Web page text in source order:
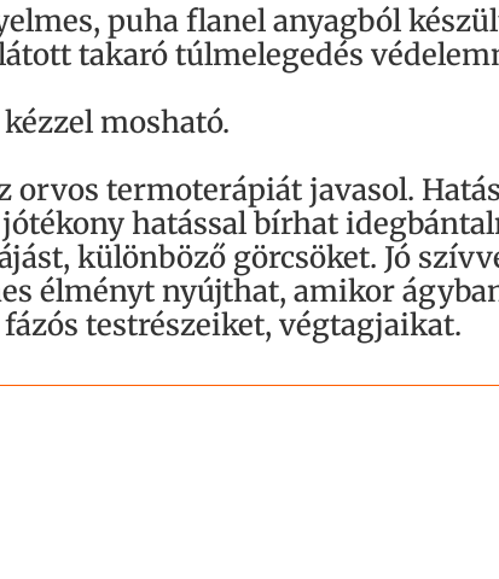
puha flanel anyagból
takaró túlmelegedés
mosható.
orvos termoterápiát javasol.
hatással bírhat
különböző görcsöket. Jó
élményt nyújthat, amikor
testrészeiket, végtagjaikat.